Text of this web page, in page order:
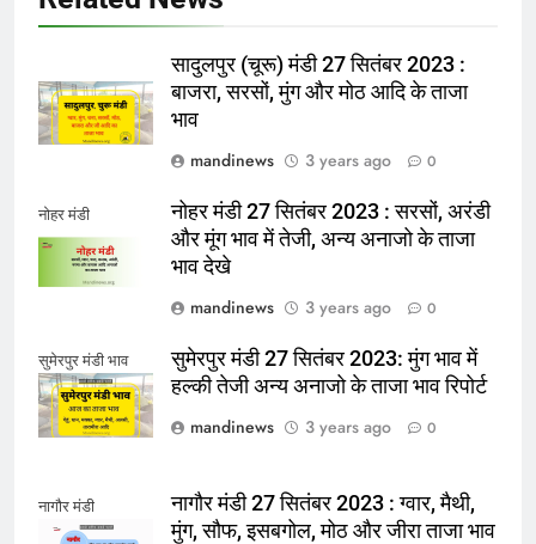
सादुलपुर (चूरू) मंडी 27 सितंबर 2023 :
बाजरा, सरसों, मुंग और मोठ आदि के ताजा
भाव
mandinews
3 years ago 0
नोहर मंडी
नोहर मंडी 27 सितंबर 2023 : सरसों, अरंडी
और मूंग भाव में तेजी, अन्य अनाजो के ताजा
भाव देखे
mandinews
3 years ago 0
सुमेरपुर मंडी भाव
सुमेरपुर मंडी 27 सितंबर 2023: मुंग भाव में
हल्की तेजी अन्य अनाजो के ताजा भाव रिपोर्ट
mandinews
3 years ago 0
नागौर मंडी
नागौर मंडी 27 सितंबर 2023 : ग्वार, मैथी,
मुंग, सौफ, इसबगोल, मोठ और जीरा ताजा भाव